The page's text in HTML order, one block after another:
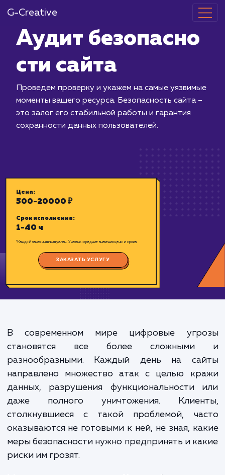
G-Creative
Аудит
сти сайта
Проведем проверку и укажем на
Цена:
*Каждый заказ индивидуален. Указаны средние значения цены и срока.
ЗАКАЗАТЬ УСЛУГУ
В современном мире цифровые
становятся все более
разнообразными. Каждый день на
направлено множество атак с целью
данных, разрушения функциональности
даже полного уничтожения.
столкнувшиеся с такой проблемой,